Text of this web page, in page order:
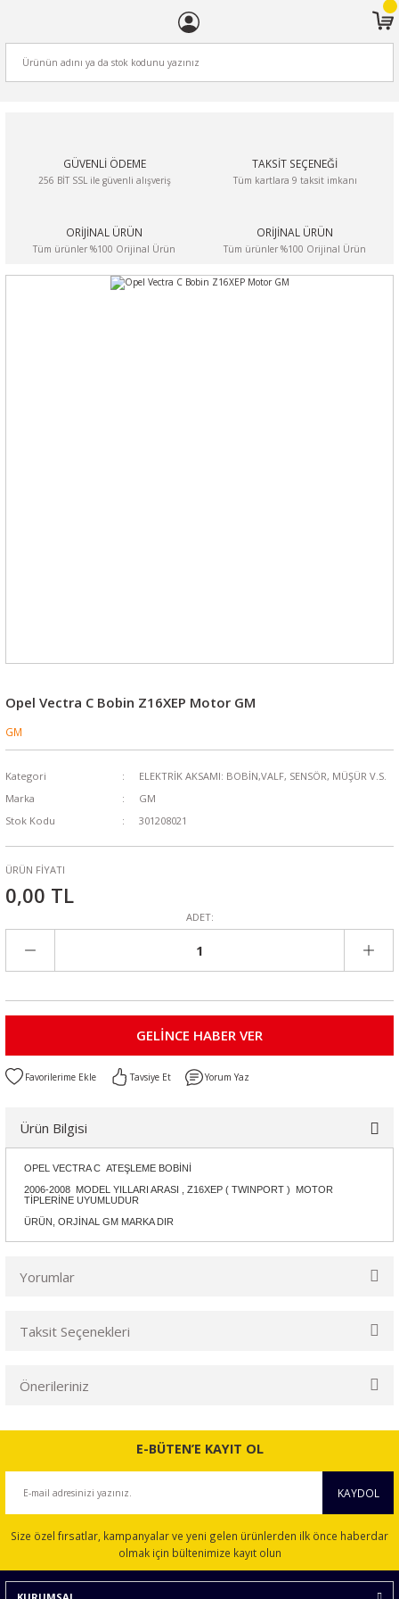
GÜVENLİ ÖDEME
256 BİT SSL ile güvenli alışveriş
TAKSİT SEÇENEĞİ
Tüm kartlara 9 taksit imkanı
ORİJİNAL ÜRÜN
Tüm ürünler %100 Orijinal Ürün
ORİJİNAL ÜRÜN
Tüm ürünler %100 Orijinal Ürün
Opel Vectra C Bobin Z16XEP Motor GM
GM
Kategori
ELEKTRİK AKSAMI: BOBİN,VALF, SENSÖR, MÜŞÜR V.S.
Marka
GM
Stok Kodu
301208021
ÜRÜN FİYATI
0,00 TL
ADET:
GELİNCE HABER VER
Tavsiye Et Yorum Yaz
Ürün Bilgisi
OPEL VECTRA C ATEŞLEME BOBİNİ
2006-2008 MODEL YILLARI ARASI , Z16XEP ( TWINPORT ) MOTOR
TİPLERİNE UYUMLUDUR
ÜRÜN, ORJİNAL GM MARKA DIR
Yorumlar
Taksit Seçenekleri
Önerileriniz
Bu ürünün fiyat bilgisi, resim, ürün açıklamalarında ve diğer
konularda yetersiz gördüğünüz noktaları öneri formunu
Ürün açıklamasında eksik bilgiler bulunuyor.
Ürün bilgilerinde hatalar bulunuyor.
E-BÜTEN’E KAYIT OL
KAYDOL
Size özel fırsatlar, kampanyalar ve yeni gelen ürünlerden ilk önce haberdar
olmak için bültenimize kayıt olun